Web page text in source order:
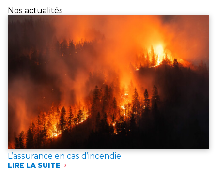
Nos actualités
L’assurance en cas d’incendie
LIRE LA SUITE
: